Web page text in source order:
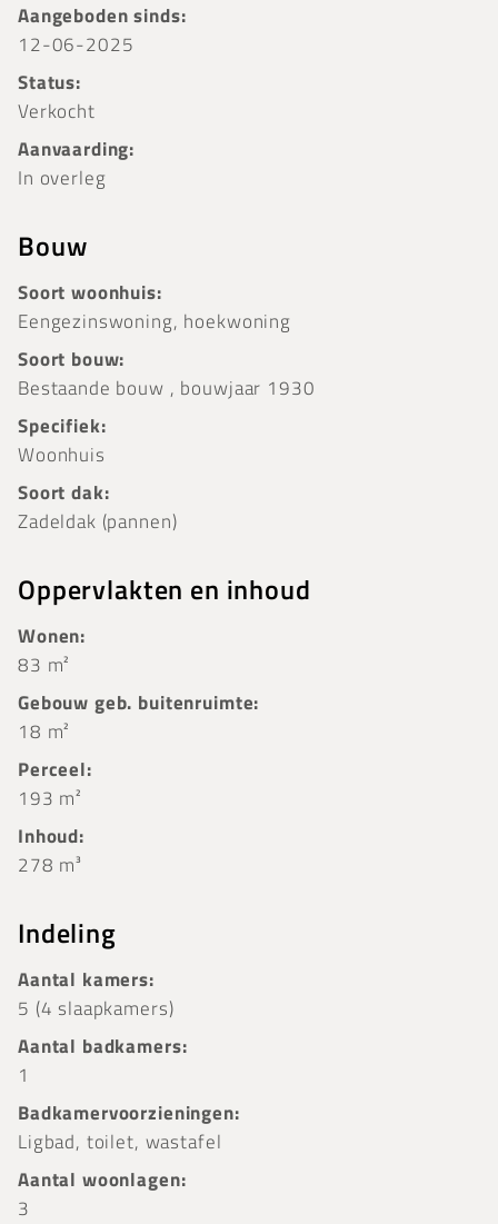
Aangeboden sinds:
12-06-2025
Status:
Verkocht
Aanvaarding:
In overleg
Bouw
Soort woonhuis:
Eengezinswoning, hoekwoning
Soort bouw:
Bestaande bouw , bouwjaar 1930
Specifiek:
Woonhuis
Soort dak:
Zadeldak (pannen)
Oppervlakten en inhoud
Wonen:
83 m²
Gebouw geb. buitenruimte:
18 m²
Perceel:
193 m²
Inhoud:
278 m³
Indeling
Aantal kamers:
5 (4 slaapkamers)
Aantal badkamers:
1
Badkamervoorzieningen:
Ligbad, toilet, wastafel
Aantal woonlagen:
3